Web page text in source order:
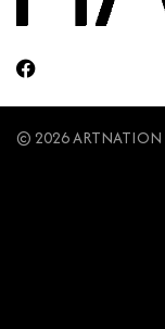
© 2026 ARTNATION